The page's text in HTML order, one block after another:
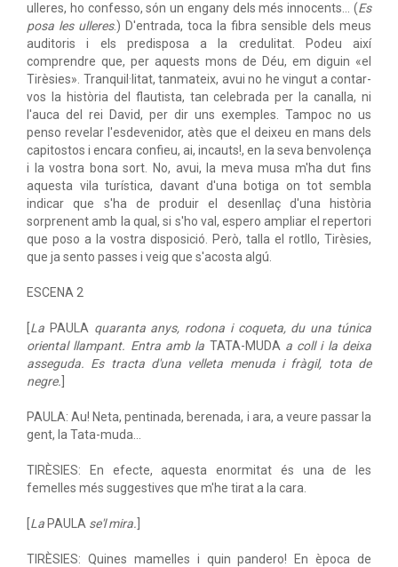
ulleres, ho confesso, són un engany dels més innocents... (Es
posa les ulleres.) D'entrada, toca la fibra sensible dels meus
auditoris i els predisposa a la credulitat. Podeu així
comprendre que, per aquests mons de Déu, em diguin «el
Tirèsies». Tranquil·litat, tanmateix, avui no he vingut a contar-
vos la història del flautista, tan celebrada per la canalla, ni
l'auca del rei David, per dir uns exemples. Tampoc no us
penso revelar l'esdevenidor, atès que el deixeu en mans dels
capitostos i encara confieu, ai, incauts!, en la seva benvolença
i la vostra bona sort. No, avui, la meva musa m'ha dut fins
aquesta vila turística, davant d'una botiga on tot sembla
indicar que s'ha de produir el desenllaç d'una història
sorprenent amb la qual, si s'ho val, espero ampliar el repertori
que poso a la vostra disposició. Però, talla el rotllo, Tirèsies,
que ja sento passes i veig que s'acosta algú.
ESCENA 2
La PAULA quaranta anys, rodona i coqueta, du una túnica
oriental llampant. Entra amb la TATA-MUDA a coll i la deixa
asseguda. Es tracta d'una velleta menuda i fràgil, tota de
negre.
PAULA: Au! Neta, pentinada, berenada, i ara, a veure passar la
gent, la Tata-muda...
TIRÈSIES: En efecte, aquesta enormitat és una de les
femelles més suggestives que m'he tirat a la cara.
La PAULA se'l mira.
TIRÈSIES: Quines mamelles i quin pandero! En època de